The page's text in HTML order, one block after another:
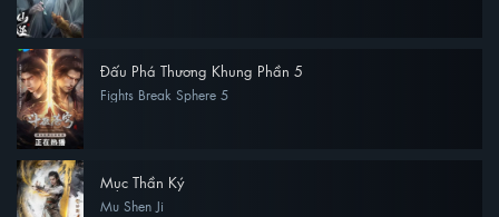
Đấu Phá Thương Khung Phần 5
Fights Break Sphere 5
Mục Thần Ký
Mu Shen Ji